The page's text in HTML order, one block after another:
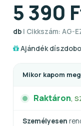
5 390
db | Cikkszám: AG-
Ajándék
Mikor kapom
Raktáron,
Személyesen